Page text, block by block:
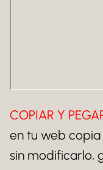
COPIAR Y
en tu web
sin modificarlo,